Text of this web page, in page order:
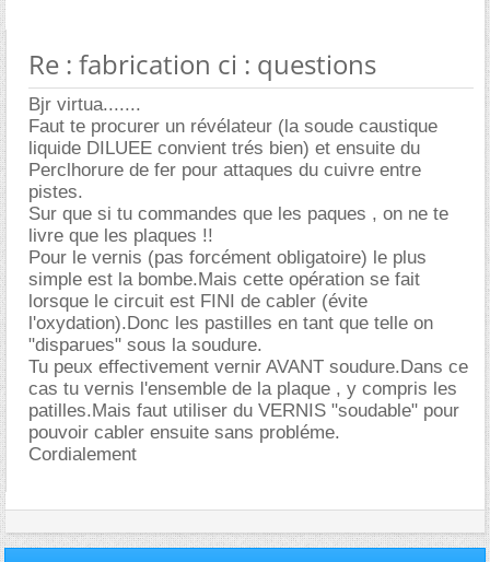
Re : fabrication ci : questions
Bjr virtua.......
Faut te procurer un révélateur (la soude caustique
liquide DILUEE convient trés bien) et ensuite du
Perclhorure de fer pour attaques du cuivre entre
pistes.
Sur que si tu commandes que les paques , on ne te
livre que les plaques !!
Pour le vernis (pas forcément obligatoire) le plus
simple est la bombe.Mais cette opération se fait
lorsque le circuit est FINI de cabler (évite
l'oxydation).Donc les pastilles en tant que telle on
"disparues" sous la soudure.
Tu peux effectivement vernir AVANT soudure.Dans ce
cas tu vernis l'ensemble de la plaque , y compris les
patilles.Mais faut utiliser du VERNIS "soudable" pour
pouvoir cabler ensuite sans probléme.
Cordialement